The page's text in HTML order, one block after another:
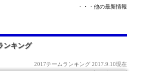
・・・他の最新情報
ンキング
2017チームランキング 2017.9.10現在